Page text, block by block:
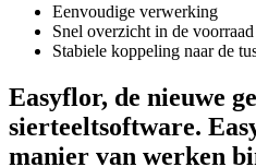
Eenvoudige verwerking
Snel overzicht in de
Stabiele koppeling naar de
Easyflor, de nieuwe
sierteeltsoftware.
manier van werken